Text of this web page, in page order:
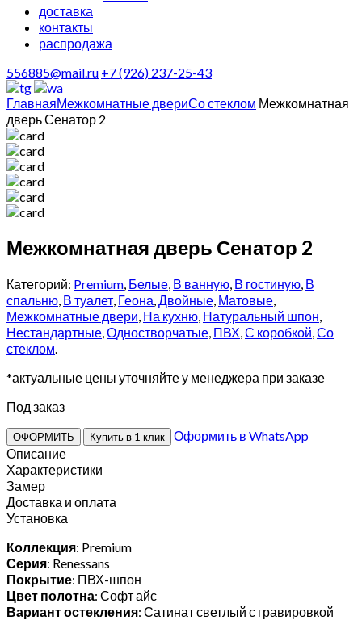
доставка
контакты
распродажа
556885@mail.ru +7 (926) 237-25-43
ГлавнаяМежкомнатные двериСо стеклом Межкомнатная
дверь Сенатор 2
Межкомнатная дверь Сенатор 2
Категорий: Premium, Белые, В ванную, В гостиную, В
спальню, В туалет, Геона,Двойные, Матовые,
Межкомнатные двери, На кухню, Натуральный шпон,
Нестандартные,Одностворчатые, ПВХ,С коробкой,Со
стеклом.
*актуальные цены уточняйте у менеджера при заказе
Под заказ
ОФОРМИТЬ Купить в 1 клик
Оформить в WhatsApp
Описание
Характеристики
Замер
Доставка и оплата
Установка
Коллекция: Premium
Серия: Renessans
Покрытие: ПВХ-шпон
Цвет полотна: Софт айс
Вариант остекления: Сатинат светлый с гравировкой